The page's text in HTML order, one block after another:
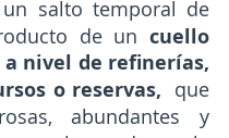
salto temporal de
de un cuello
nivel de refinerías,
o reservas, que
abundantes y